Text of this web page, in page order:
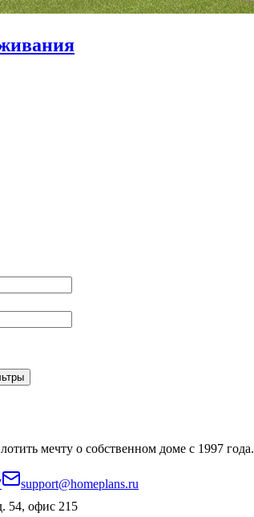
мечту о собственном доме с 1997 года.
support@homeplans.ru
54, офис 215